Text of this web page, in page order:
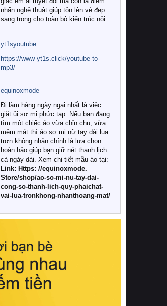
nhấn nghệ thuật giúp tôn lên vẻ đẹp
sang trọng cho toàn bộ kiến trúc nội
Tuy nhiên, giữa thị trường đa dạng
với vô vàn thương hiệu và mẫu mã
như hiện nay, làm thế nào để chọn
được những bộ chăn ga gối đệm cao
cấp thực sự chất lượng, phù hợp với
khí hậu và nhu cầu sử dụng của gia
đình? Hãy cùng chúng tôi đi tìm lời
giải đáp chi tiết qua bài viết dưới đây.
1. Tại sao các gia đình hiện đại lại ưa
chuộng chăn ga gối đệm cao cấp?
Khác với các dòng sản phẩm thông
thường, những bộ chăn ga gối đệm
cao cấp trải qua quy trình sản xuất
nghiêm ngặt từ khâu chọn lọc nguyên
liệu tự nhiên đến công nghệ dệt
nhuộm hiện đại không chứa hóa chất
này, bạn sẽ cảm nhận rõ rệt sự khác
hồi chuẩn xác của phần đệm nâng đỡ
cột sống.
Bên cạnh đó, việc lựa chọn các dòng
sản phẩm đạt chuẩn chất lượng quốc
tế còn giúp ngăn ngừa tình trạng kích
yt1syoutube
https://www-yt1s.click/youtube-to-
mp3/
equinoxmode
Đi làm hàng ngày ngại nhất là việc
giặt ủi sơ mi phức tạp. Nếu bạn đang
tìm một chiếc áo vừa chỉn chu, vừa
mềm mát thì áo sơ mi nữ tay dài lụa
trơn không nhăn chính là lựa chọn
hoàn hảo giúp bạn giữ nét thanh lịch
cả ngày dài. Xem chi tiết mẫu áo tại:
Link: Https: //equinoxmode.
Store/shop/ao-so-mi-nu-tay-dai-
cong-so-thanh-lich-quy-phaichat-
vai-lua-tronkhong-nhanthoang-mat/